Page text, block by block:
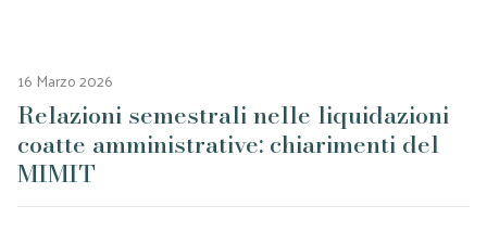
16 Marzo 2026
Relazioni semestrali nelle liquidazioni
coatte amministrative: chiarimenti del
MIMIT